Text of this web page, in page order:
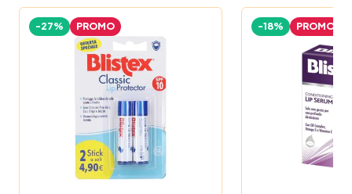
-27% PROMO -18% PROMO